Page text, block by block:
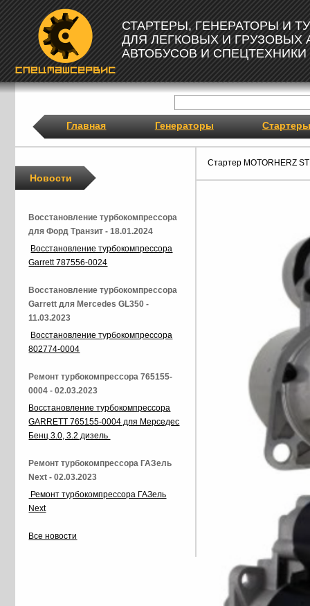
СТАРТЕРЫ, ГЕНЕРАТОРЫ И
ДЛЯ ЛЕГКОВЫХ И ГРУЗОВЫХ
АВТОБУСОВ И СПЕЦТЕХНИКИ
Главная Генераторы Стартеры
Стартер MOTORHERZ
Новости
Восстановление турбокомпрессора
для Форд Транзит - 18.01.2024
Восстановление турбокомпрессора
Garrett 787556-0024
Восстановление турбокомпрессора
Garrett для Mercedes GL350 -
11.03.2023
Восстановление турбокомпрессора
802774-0004
Ремонт турбокомпрессора 765155-
0004 - 02.03.2023
Восстановление турбокомпрессора
GARRETT 765155-0004 для Мерседес
Бенц 3.0, 3.2 дизель
Ремонт турбокомпрессора ГАЗель
Next - 02.03.2023
Ремонт турбокомпрессора ГАЗель
Next
Все новости